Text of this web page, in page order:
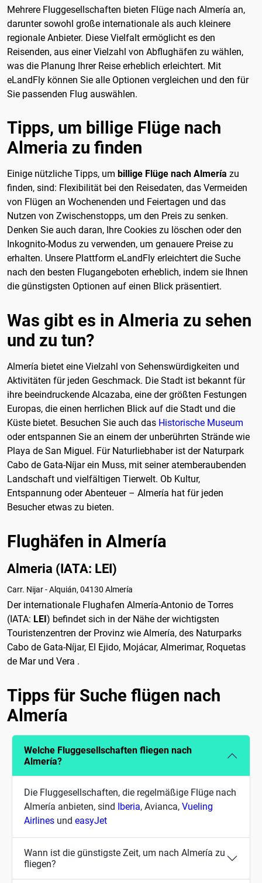
Mehrere Fluggesellschaften bieten Flüge nach Almería an,
darunter sowohl große internationale als auch kleinere
regionale Anbieter. Diese Vielfalt ermöglicht es den
Reisenden, aus einer Vielzahl von Abflughäfen zu wählen,
was die Planung Ihrer Reise erheblich erleichtert. Mit
eLandFly können Sie alle Optionen vergleichen und den für
Sie passenden Flug auswählen.
Tipps, um billige Flüge nach
Almeria zu finden
Einige nützliche Tipps, um billige Flüge nach Almería zu
finden, sind: Flexibilität bei den Reisedaten, das Vermeiden
von Flügen an Wochenenden und Feiertagen und das
Nutzen von Zwischenstopps, um den Preis zu senken.
Denken Sie auch daran, Ihre Cookies zu löschen oder den
Inkognito-Modus zu verwenden, um genauere Preise zu
erhalten. Unsere Plattform eLandFly erleichtert die Suche
nach den besten Flugangeboten erheblich, indem sie Ihnen
die günstigsten Optionen auf einen Blick präsentiert.
Was gibt es in Almeria zu sehen
und zu tun?
Almería bietet eine Vielzahl von Sehenswürdigkeiten und
Aktivitäten für jeden Geschmack. Die Stadt ist bekannt für
ihre beeindruckende Alcazaba, eine der größten Festungen
Europas, die einen herrlichen Blick auf die Stadt und die
Küste bietet. Besuchen Sie auch das Historische Museum
oder entspannen Sie an einem der unberührten Strände wie
Playa de San Miguel. Für Naturliebhaber ist der Naturpark
Cabo de Gata-Níjar ein Muss, mit seiner atemberaubenden
Landschaft und vielfältigen Tierwelt. Ob Kultur,
Entspannung oder Abenteuer – Almería hat für jeden
Besucher etwas zu bieten.
Flughäfen in Almería
Almeria (IATA: LEI)
Carr. Nijar - Alquián, 04130 Almería
Der internationale Flughafen Almería-Antonio de Torres
(IATA: LEI) befindet sich in der Nähe der wichtigsten
Touristenzentren der Provinz wie Almería, des Naturparks
Cabo de Gata-Níjar, El Ejido, Mojácar, Almerimar, Roquetas
de Mar und Vera .
Tipps für Suche flügen nach
Almería
Welche Fluggesellschaften fliegen nach
Almería?
Die Fluggesellschaften, die regelmäßige Flüge nach
Almería anbieten, sind Iberia, Avianca, Vueling
Airlines und easyJet
Wann ist die günstigste Zeit, um nach Almería zu
fliegen?